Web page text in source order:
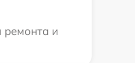
ремонта и